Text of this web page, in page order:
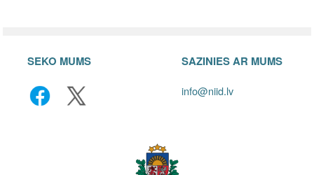
SEKO MUMS SAZINIES AR MUMS
info@niid.lv